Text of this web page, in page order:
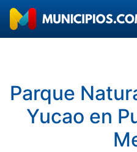
Parque
Yucao en